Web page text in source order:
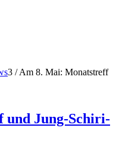
3 / Am 8. Mai: Monatstreff
und Jung-Schiri-